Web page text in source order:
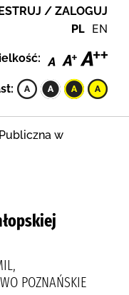
/ ZALOGUJ
PL EN
w
POZNAŃSKIE